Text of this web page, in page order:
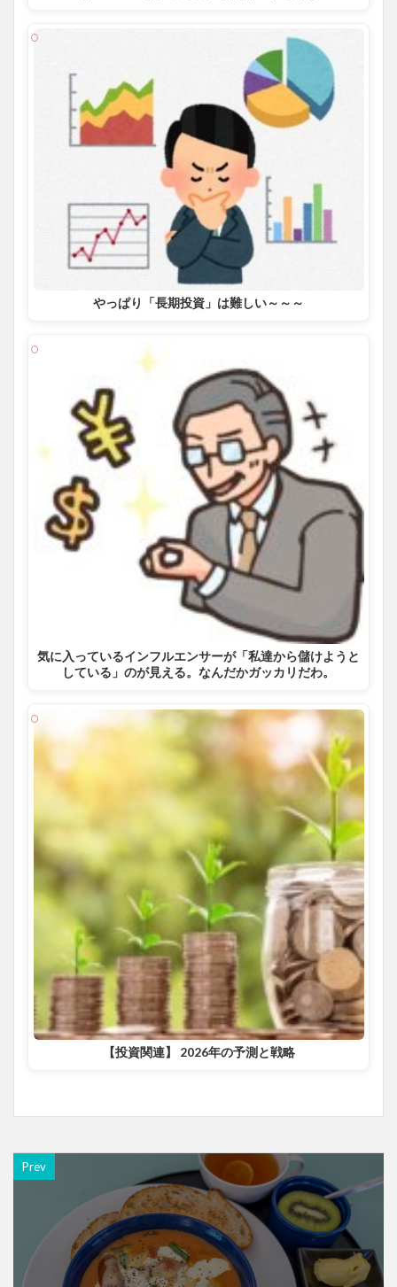
やっぱり「長期投資」は難しい～～～
気に入っているインフルエンサーが「私達から儲けようと
している」のが見える。なんだかガッカリだわ。
【投資関連】 2026年の予測と戦略
Prev